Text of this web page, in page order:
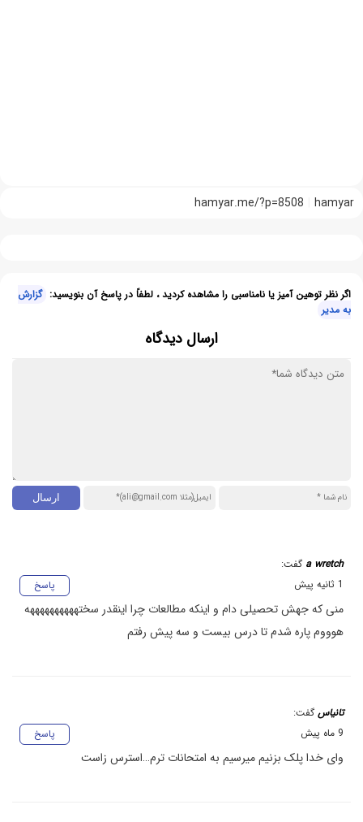
hamyar
hamyar.me/?p=8508
اگر نظر توهین آمیز یا نامناسبی را مشاهده کردید ، لطفاً در پاسخ آن بنویسید: گزارش
به مدیر
ارسال دیدگاه
a wretch گفت:
پاسخ
1 ثانیه پیش
منی که جهش تحصیلی دام و اینکه مطالعات چرا اینقدر سختههههههههههه
هوووم پاره شدم تا درس بیست و سه پیش رفتم
تانیاس گفت:
پاسخ
9 ماه پیش
وای خدا پلک بزنیم میرسیم به امتحانات ترم…استرس زاست